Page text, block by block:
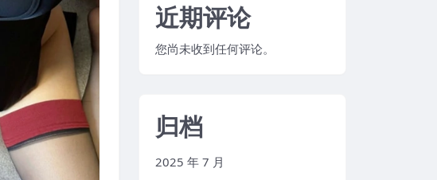
近期评论
您尚未收到任何评论。
归档
2025 年 7 月